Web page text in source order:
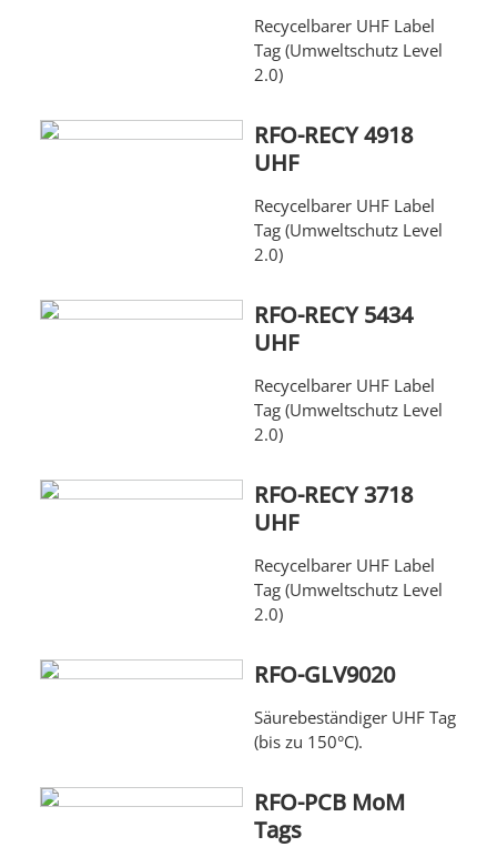
Recycelbarer UHF Label
Tag (Umweltschutz Level
2.0)
RFO-RECY 4918
UHF
Recycelbarer UHF Label
Tag (Umweltschutz Level
2.0)
RFO-RECY 5434
UHF
Recycelbarer UHF Label
Tag (Umweltschutz Level
2.0)
RFO-RECY 3718
UHF
Recycelbarer UHF Label
Tag (Umweltschutz Level
2.0)
RFO-GLV9020
Säurebeständiger UHF Tag
(bis zu 150°C).
RFO-PCB MoM
Tags